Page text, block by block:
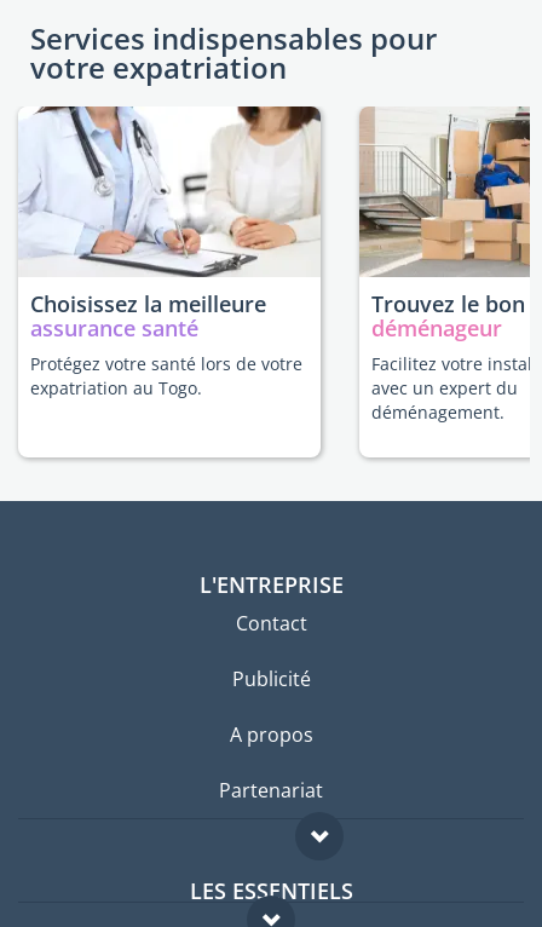
Services indispensables pour
votre expatriation
Choisissez la meilleure
assurance santé
Protégez votre santé lors de votre
expatriation au Togo.
Trouvez le bon
déménageur
Facilitez votre
avec un expert du
déménagement.
L'ENTREPRISE
Contact
Publicité
A propos
Partenariat
LES ESSENTIELS